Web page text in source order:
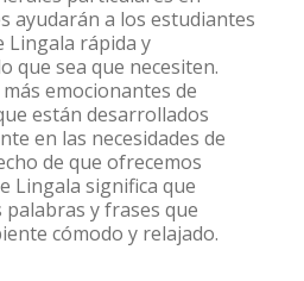
ayudarán a los estudiantes
Lingala rápida y
que sea que necesiten.
emocionantes de
están desarrollados
en las necesidades de
de que ofrecemos
Lingala significa que
y frases que
cómodo y relajado.